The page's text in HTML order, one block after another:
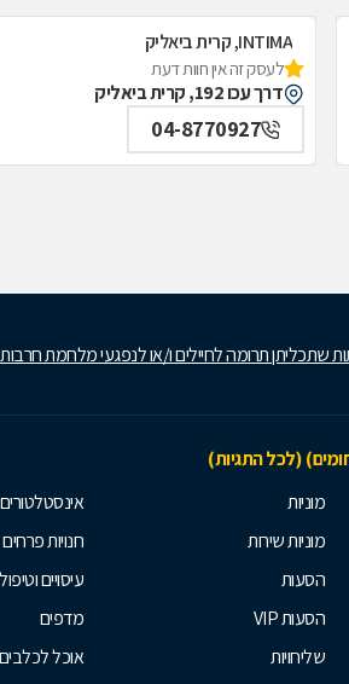
INTIMA, קרית ביאליק
לעסק זה אין חוות דעת
דרך עכו 192, קרית ביאליק
04-8770927
שתכליתן תרומה לחיילים ו/או לנפגעי מלחמת
(לכל התגיות)
מוניות
מוניות שירות
הסעות
הסעות VIP
שליחויות
אינסטלטורים
חנויות פרחים
עיסויים
מדפים
אוכל לכלבים